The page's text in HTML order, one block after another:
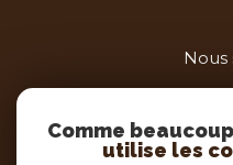
Nous
Comme
utilise les